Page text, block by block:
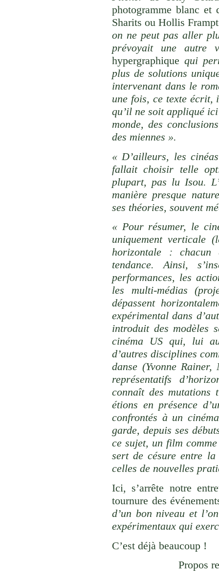
photogramme blanc et
Sharits ou Hollis
on ne peut pas aller
prévoyait une autre
hypergraphique qui
plus de solutions
intervenant dans le
une fois, ce texte écrit,
qu’il ne soit appliqué
monde, des
des miennes ».
« D’ailleurs, les
fallait choisir telle
plupart, pas lu Isou.
manière presque
ses théories, souvent
« Pour résumer, le
uniquement verticale
horizontale :
tendance. Ainsi,
performances, les
les multi-médias
dépassent
expérimental dans
introduit des modèles
cinéma US qui, lui
d’autres disciplines
danse (Yvonne
représentatifs
connaît des mutations
étions en présence
confrontés à un
garde, depuis ses
ce sujet, un film
sert de césure entre la
celles de nouvelles
Ici, s’arrête notre
tournure des
d’un bon niveau et
expérimentaux qui
C’est déjà beaucoup !
Propos